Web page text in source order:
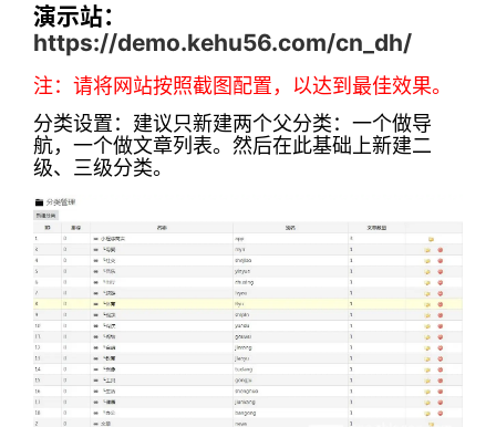
演示站：
https://demo.kehu56.com/cn_dh/
注：请将网站按照截图配置，以达到最佳效果。
分类设置：建议只新建两个父分类：一个做导
航，一个做文章列表。然后在此基础上新建二
级、三级分类。